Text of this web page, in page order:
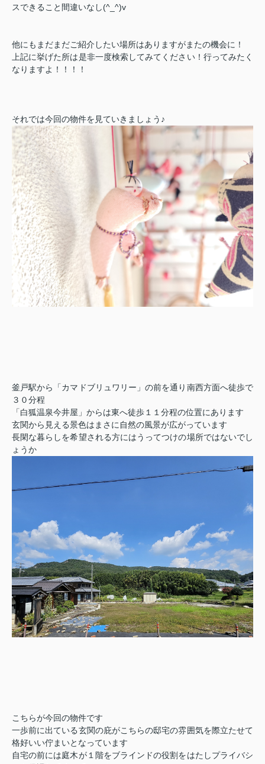
スできること間違いなし(^_^)v
他にもまだまだご紹介したい場所はありますがまたの機会に！
上記に挙げた所は是非一度検索してみてください！行ってみたく
なりますよ！！！！
それでは今回の物件を見ていきましょう ♪
釜戸駅から「カマドブリュワリー」の前を通り南西方面へ徒歩で
３０分程
「白狐温泉今井屋」からは東へ徒歩１１分程の位置にあります
玄関から見える景色はまさに自然の風景が広がっています
長閑な暮らしを希望される方にはうってつけの場所ではないでし
ょうか
こちらが今回の物件です
一歩前に出ている玄関の庇がこちらの邸宅の雰囲気を際立たせて
格好いい佇まいとなっています
自宅の前には庭木が１階をブラインドの役割をはたしプライバシ